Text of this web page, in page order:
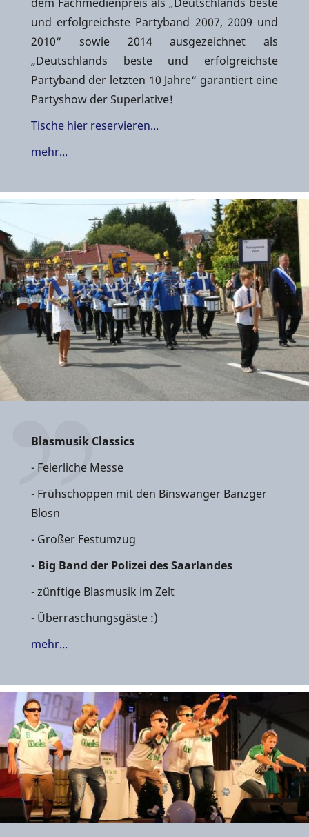
und erfolgreichste Partyband 2007, 2009 und
2010“ sowie 2014 ausgezeichnet als
„Deutschlands beste und erfolgreichste
Partyband der letzten 10 Jahre“ garantiert eine
Partyshow der Superlative!
Tische hier reservieren...
mehr...
Blasmusik Classics
- Feierliche Messe
- Frühschoppen mit den Binswanger Banzger
Blosn
- Großer Festumzug
- Big Band der Polizei des Saarlandes
- zünftige Blasmusik im Zelt
- Überraschungsgäste :)
mehr...